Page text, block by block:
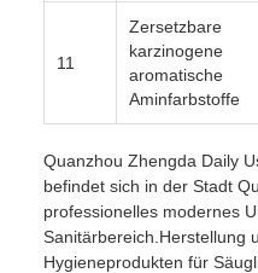
11
Zersetzbare
karzinogene
aromatische
Aminfarbstoffe
Quanzhou Zhengda Daily
befindet sich in der Stadt
professionelles modernes
Sanitärbereich.Herstellung
Hygieneprodukten für